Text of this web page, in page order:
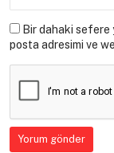
Bir dahaki sefere
posta adresimi ve